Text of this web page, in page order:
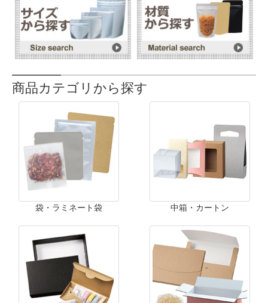
商品カテゴリから探す
袋・ラミネート袋 中箱・カートン